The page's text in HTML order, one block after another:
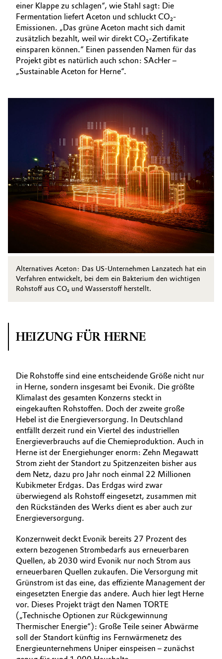
einer Klappe zu schlagen“, wie Stahl sagt: Die
Fermentation liefert Aceton und schluckt CO₂-
Emissionen. „Das grüne Aceton macht sich damit
zusätzlich bezahlt, weil wir direkt CO₂-Zertifikate
einsparen können.“ Einen passenden Namen für das
Projekt gibt es natürlich auch schon: SAcHer –
„Sustainable Aceton for Herne“.
Alternatives Aceton: Das US-Unternehmen Lanzatech hat ein
Verfahren entwickelt, bei dem ein Bakterium den wichtigen
Rohstoff aus CO₂ und Wasserstoff herstellt.
HEIZUNG FÜR HERNE
Die Rohstoffe sind eine entscheidende Größe nicht nur
in Herne, sondern insgesamt bei Evonik. Die größte
Klimalast des gesamten Konzerns steckt in
eingekauften Rohstoffen. Doch der zweite große
Hebel ist die Energie­versorgung. In Deutschland
entfällt derzeit rund ein Viertel des industriellen
Energieverbrauchs auf die Chemieproduktion. Auch in
Herne ist der Energiehunger enorm: Zehn Megawatt
Strom zieht der Standort zu Spitzenzeiten bisher aus
dem Netz, dazu pro Jahr noch einmal 22 Millionen
Kubikmeter Erdgas. Das Erdgas wird zwar
überwiegend als Rohstoff eingesetzt, zusammen mit
den Rückständen des Werks dient es aber auch zur
Energieversorgung.
Konzernweit deckt Evonik bereits 27 Prozent des
extern bezogenen Strombedarfs aus erneuerbaren
Quellen, ab 2030 wird Evonik nur noch Strom aus
erneuerbaren Quellen zukaufen. Die Versorgung mit
Grünstrom ist das eine, das effiziente Management der
eingesetzten Energie das andere. Auch hier legt Herne
vor. Dieses Projekt trägt den Namen TORTE
(„Technische Optionen zur Rückgewinnung
Thermischer Energie“): Große Teile seiner Abwärme
soll der Standort künftig ins Fernwärmenetz des
Energieunternehmens Uniper einspeisen – zunächst